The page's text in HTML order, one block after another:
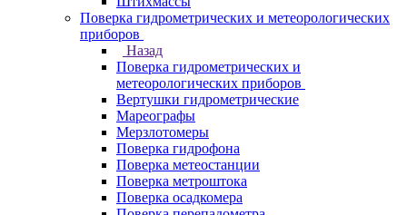
Поверка гидрометрических и метеорологических
приборов
Назад
Поверка гидрометрических и
метеорологических приборов
Вертушки гидрометрические
Мареографы
Мерзлотомеры
Поверка гидрофона
Поверка метеостанции
Поверка метроштока
Поверка осадкомера